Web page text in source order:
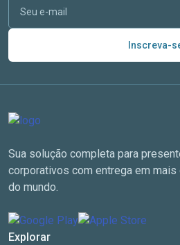
Inscreva-
Sua solução completa para
corporativos com entrega em
do mundo.
Explorar